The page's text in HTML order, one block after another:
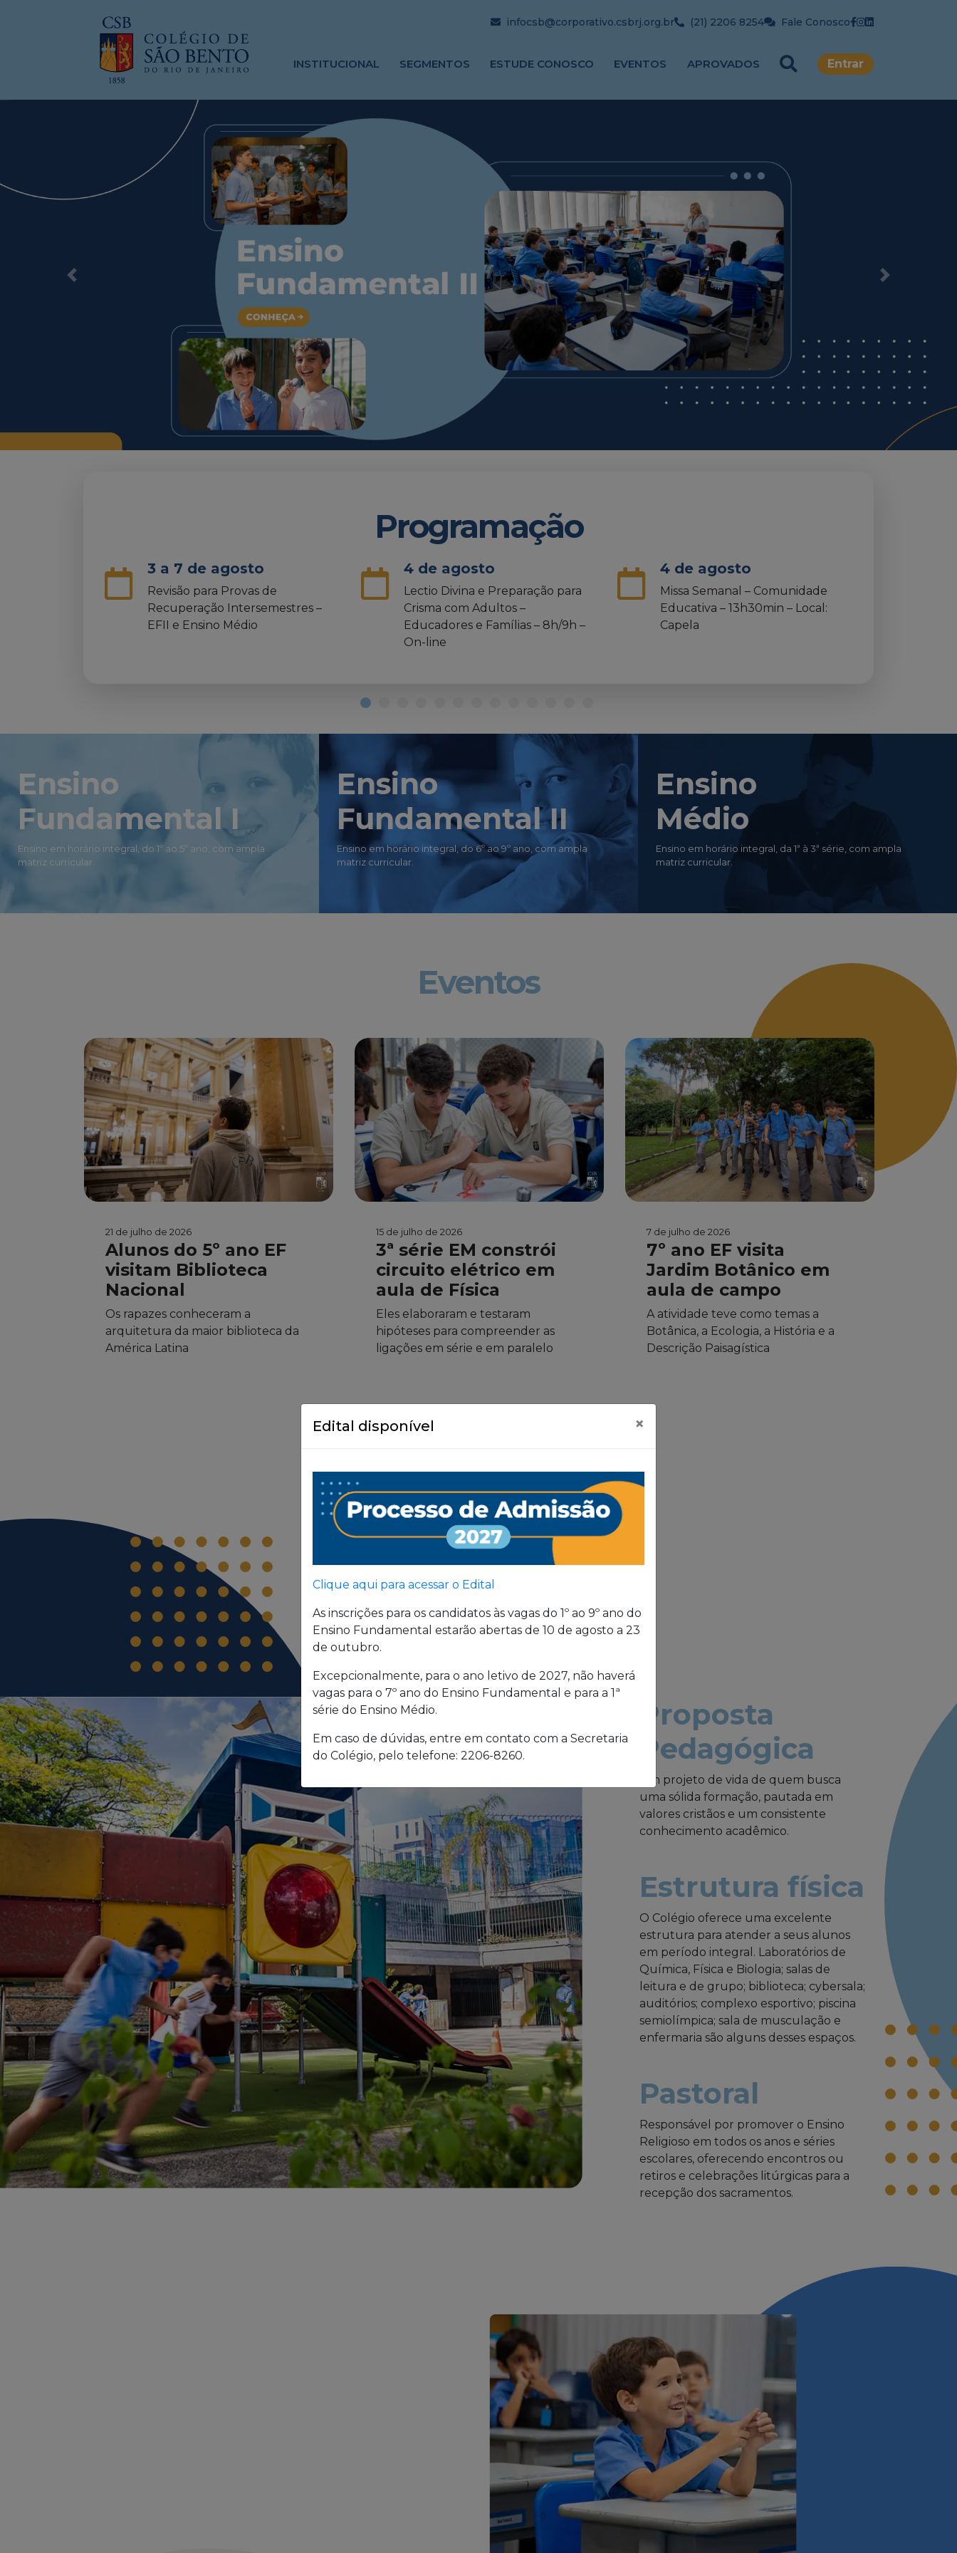
infocsb@corporativo.csbrj.org.br (21) 2206 8254 Fale Conosco
INSTITUCIONAL SEGMENTOS ESTUDE CONOSCO EVENTOS APROVADOS Entrar
Previous Next
Programação
Missa Semanal – Comunidade
Educativa – 13h30min – Local:
5 de agosto
Aula de Campo – Parque da
Catacumba – Turmas: 161 e 163
Missa e Confraternização pelo Dia
dos Pais – 9h – Local: Igreja
Abacial
Provas de Recuperação
Intersemestres – EFII
Ensino
Fundamental I
Ensino em horário integral, do 1º ao 5º ano, com ampla
matriz curricular.
Ensino
Fundamental II
Ensino em horário integral, do 6º ao 9º ano, com ampla
matriz curricular.
Ensino
Médio
Ensino em horário integral, da 1ª à 3ª série, com ampla
matriz curricular.
Eventos
21 de julho de 2026
Alunos do 5º ano EF
visitam Biblioteca
Nacional
Os rapazes conheceram a
arquitetura da maior biblioteca da
América Latina
15 de julho de 2026
3ª série EM constrói
circuito elétrico em
aula de Física
Eles elaboraram e testaram
hipóteses para compreender as
ligações em série e em paralelo
7 de julho de 2026
7º ano EF visita
Jardim Botânico em
aula de campo
A atividade teve como temas a
Botânica, a Ecologia, a História e a
Descrição Paisagística
Proposta
Pedagógica
Um projeto de vida de quem busca
uma sólida formação, pautada em
valores cristãos e um consistente
conhecimento acadêmico.
Estrutura física
O Colégio oferece uma excelente
estrutura para atender a seus alunos
em período integral. Laboratórios de
Química, Física e Biologia; salas de
leitura e de grupo; biblioteca; cybersala;
auditórios; complexo esportivo; piscina
semiolímpica; sala de musculação e
enfermaria são alguns desses espaços.
Pastoral
Responsável por promover o Ensino
Religioso em todos os anos e séries
escolares, oferecendo encontros ou
retiros e celebrações litúrgicas para a
recepção dos sacramentos.
Edital disponível ×
Clique aqui para acessar o Edital
As inscrições para os candidatos às vagas do 1º ao 9º ano do
Ensino Fundamental estarão abertas de 10 de agosto a 23
de outubro.
Excepcionalmente, para o ano letivo de 2027, não haverá
vagas para o 7º ano do Ensino Fundamental e para a 1ª
série do Ensino Médio.
Em caso de dúvidas, entre em contato com a Secretaria
do Colégio, pelo telefone: 2206-8260.